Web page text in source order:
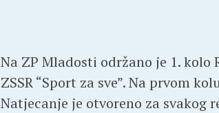
Na ZP Mladosti održano je 1. kolo
ZSSR “Sport za sve”. Na prvom
Natjecanje je otvoreno za svakog